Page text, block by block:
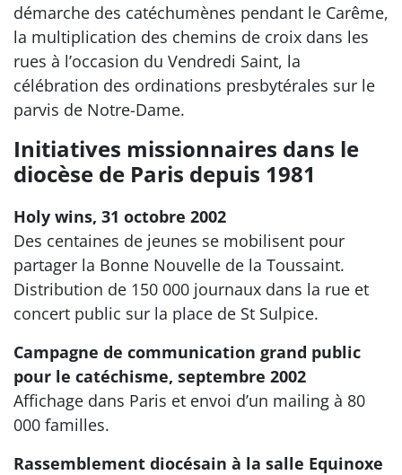
démarche des catéchumènes pendant le Carême,
la multiplication des chemins de croix dans les
rues à l’occasion du Vendredi Saint, la
célébration des ordinations presbytérales sur le
parvis de Notre-Dame.
Initiatives missionnaires dans le
diocèse de Paris depuis 1981
Holy wins, 31 octobre 2002
Des centaines de jeunes se mobilisent pour
partager la Bonne Nouvelle de la Toussaint.
Distribution de 150 000 journaux dans la rue et
concert public sur la place de St Sulpice.
Campagne de communication grand public
pour le catéchisme, septembre 2002
Affichage dans Paris et envoi d’un mailing à 80
000 familles.
Rassemblement diocésain à la salle Equinoxe